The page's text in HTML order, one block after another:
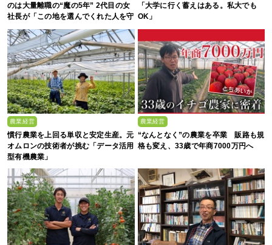
のは大量離職の“魔の5年” 2代目の女
社長が「この地を選んでくれた人を守
「大学に行く蓄えはある。私大でも
OK」
農業経営
慣行農業を上回る単収と安定生産。元
オムロンの技術者が挑む「データ活用
型有機農業」
農業経営
“なんとなく”の農業を卒業 販路も規
格も変え、33歳で年商7000万円へ